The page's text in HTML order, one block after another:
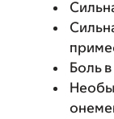
Боль